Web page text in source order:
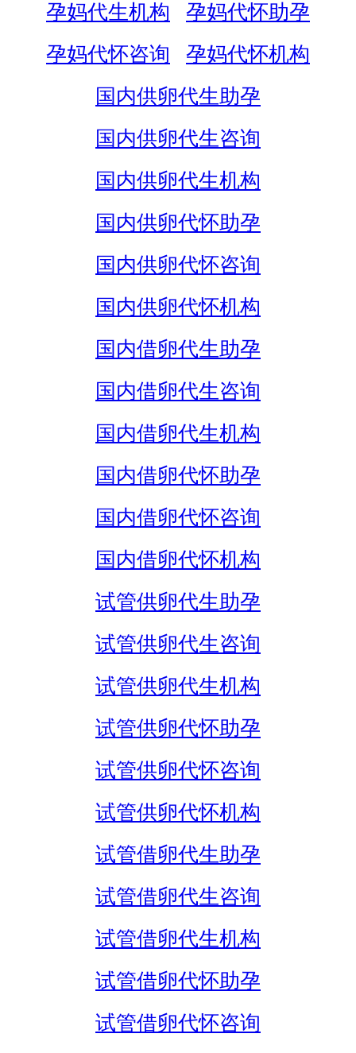
孕妈代生机构
孕妈代怀助孕
孕妈代怀咨询
孕妈代怀机构
国内供卵代生助孕
国内供卵代生咨询
国内供卵代生机构
国内供卵代怀助孕
国内供卵代怀咨询
国内供卵代怀机构
国内借卵代生助孕
国内借卵代生咨询
国内借卵代生机构
国内借卵代怀助孕
国内借卵代怀咨询
国内借卵代怀机构
试管供卵代生助孕
试管供卵代生咨询
试管供卵代生机构
试管供卵代怀助孕
试管供卵代怀咨询
试管供卵代怀机构
试管借卵代生助孕
试管借卵代生咨询
试管借卵代生机构
试管借卵代怀助孕
试管借卵代怀咨询